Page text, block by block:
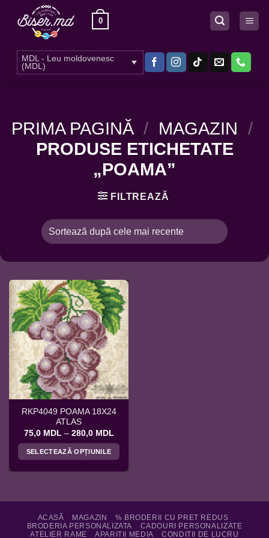
0
MDL - Leu moldovenesc
(MDL)
PRIMA PAGINĂ / MAGAZIN /
PRODUSE ETICHETATE
„POAMA”
FILTREAZĂ
RKP4049 POAMA 18X24
ATLAS
75,0 MDL – 280,0 MDL
prețuri:
75,0 MDL
la
SELECTEAZĂ OPȚIUNILE
mai
multe
variații.
ACASĂ MAGAZIN
% BRODERII CU PRET REDUS
BRODERIA PERSONALIZATA
CADOURI PERSONALIZATE
ATELIER RAME
APARITII MEDIA CONDITII DE LUCRU